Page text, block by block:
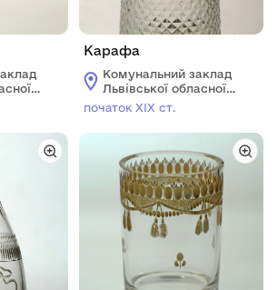
Карафа
Комунальний заклад
Львівської обласної
ради "Львівський
початок ХІХ ст.